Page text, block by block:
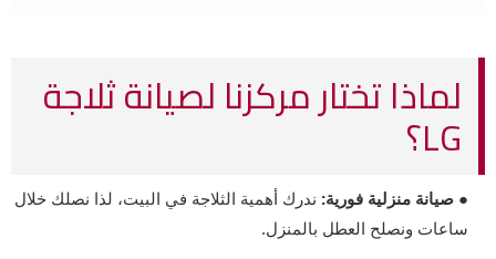
لماذا تختار مركزنا لصيانة ثلاجة
LG؟
● صيانة منزلية فورية: ندرك أهمية الثلاجة في البيت، لذا نصلك خلال
ساعات ونصلح العطل بالمنزل.